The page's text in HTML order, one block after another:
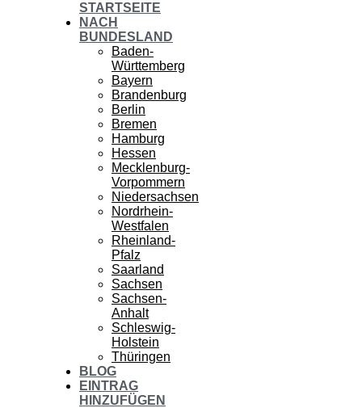
STARTSEITE
NACH
BUNDESLAND
Baden-
Württemberg
Bayern
Brandenburg
Berlin
Bremen
Hamburg
Hessen
Mecklenburg-
Vorpommern
Niedersachsen
Nordrhein-
Westfalen
Rheinland-
Pfalz
Saarland
Sachsen
Sachsen-
Anhalt
Schleswig-
Holstein
Thüringen
BLOG
EINTRAG
HINZUFÜGEN